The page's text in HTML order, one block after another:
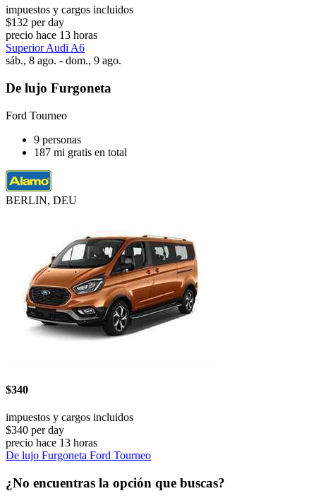
impuestos y cargos incluidos
$132 per day
precio hace 13 horas
Superior Audi A6
sáb., 8 ago. - dom., 9 ago.
De lujo Furgoneta
Ford Tourneo
9 personas
187 mi gratis en total
BERLIN, DEU
$340
impuestos y cargos incluidos
$340 per day
precio hace 13 horas
De lujo Furgoneta Ford Tourneo
¿No encuentras la opción que buscas?